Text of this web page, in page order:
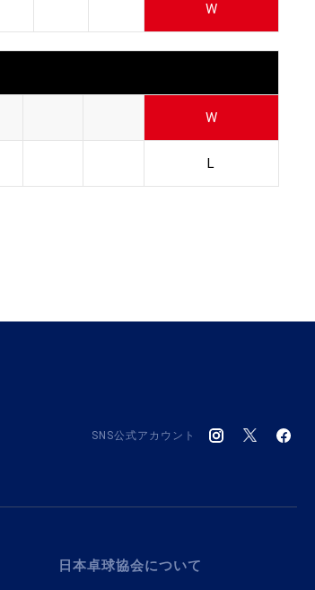
W
W
L
SNS公式アカウント
日本卓球協会について